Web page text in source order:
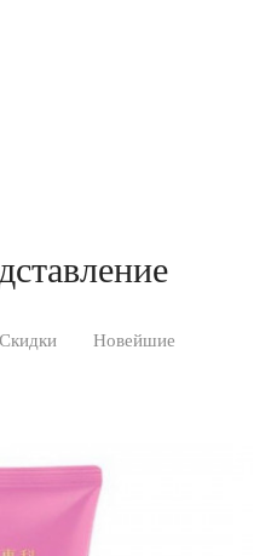
Скидки Новейшие